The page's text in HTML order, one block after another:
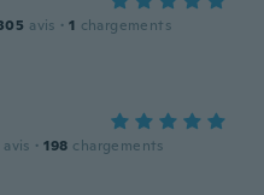
avis · 1 chargements
avis · 198 chargements